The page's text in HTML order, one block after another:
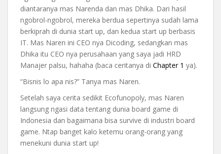
diantaranya mas Narenda dan mas Dhika. Dari hasil
ngobrol-ngobrol, mereka berdua sepertinya sudah lama
berkiprah di dunia start up, dan kedua start up berbasis
IT. Mas Naren ini CEO nya Dicoding, sedangkan mas
Dhika itu CEO nya perusahaan yang saya jadi HRD
Manajer palsu, hahaha (baca ceritanya di Chapter 1 ya).
“Bisnis lo apa nis?” Tanya mas Naren.
Setelah saya cerita sedikit Ecofunopoly, mas Naren
langsung ngasi data tentang dunia board game di
Indonesia dan bagaimana bisa survive di industri board
game. Ntap banget kalo ketemu orang-orang yang
menekuni dunia start up!